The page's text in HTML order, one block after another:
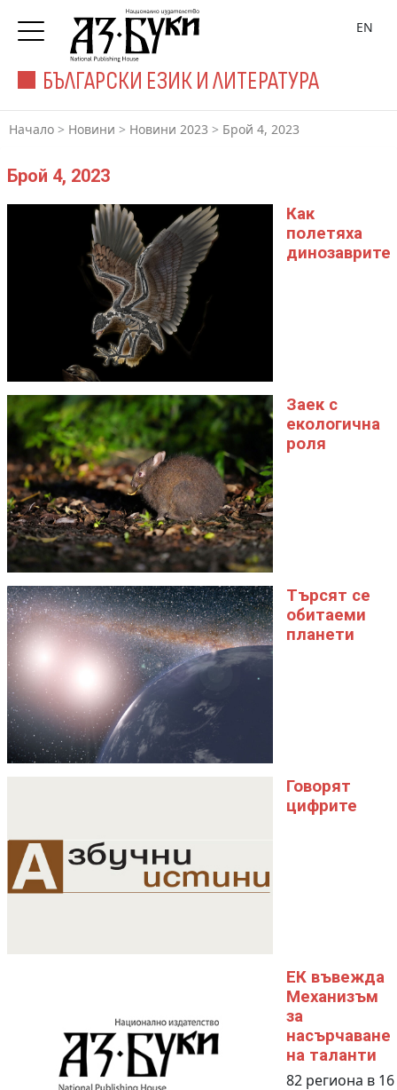
БЪЛГАРСКИ ЕЗИК И ЛИТЕРАТУРА
EN
Начало > Новини > Новини 2023 > Брой 4, 2023
Брой 4, 2023
Как
полетяха
динозаврите
Заек с
екологична
роля
Търсят се
обитаеми
планети
Говорят
цифрите
ЕК въвежда
Механизъм
за
насърчаване
на таланти
82 региона в 16